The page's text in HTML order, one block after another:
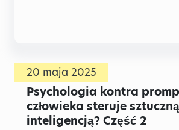
20 maja 2025
Psychologia kontra
człowieka steruje sztuczną
inteligencją? Część 2